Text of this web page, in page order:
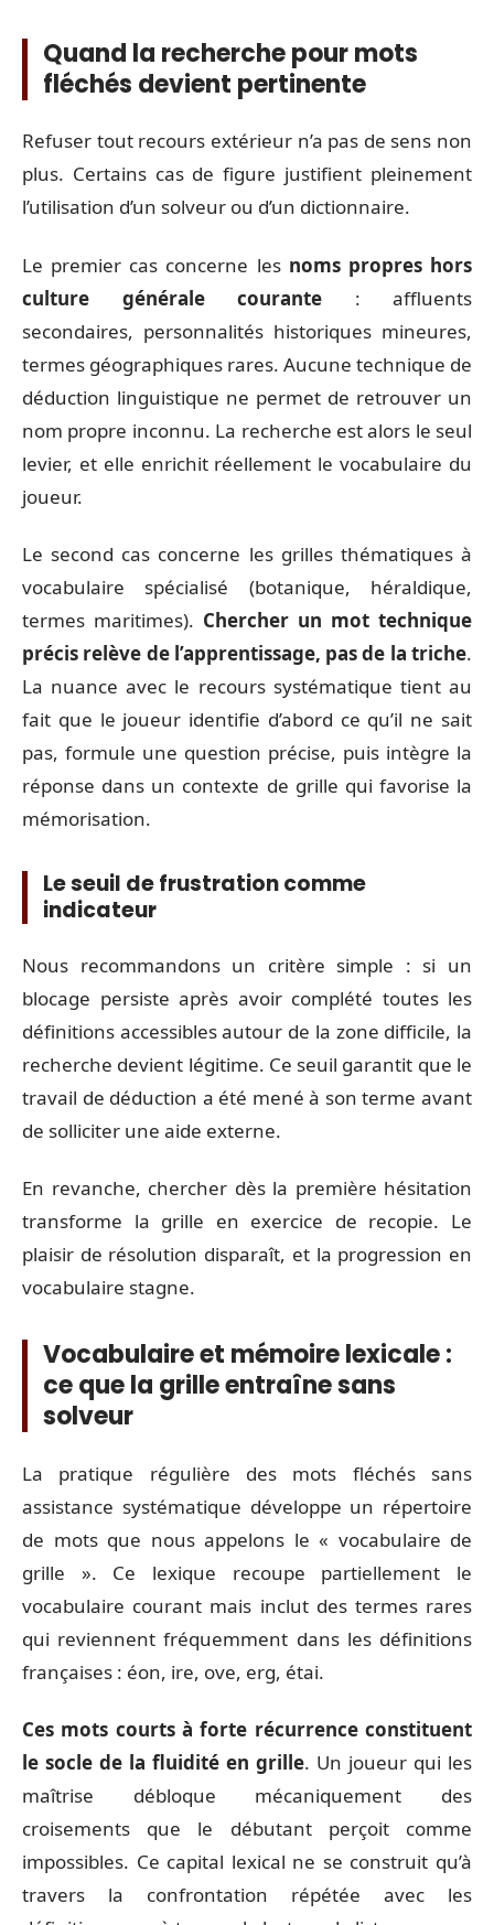
Quand la recherche pour mots
fléchés devient pertinente
Refuser tout recours extérieur n’a pas de sens non
plus. Certains cas de figure justifient pleinement
l’utilisation d’un solveur ou d’un dictionnaire.
Le premier cas concerne les noms propres hors
culture générale courante : affluents
secondaires, personnalités historiques mineures,
termes géographiques rares. Aucune technique de
déduction linguistique ne permet de retrouver un
nom propre inconnu. La recherche est alors le seul
levier, et elle enrichit réellement le vocabulaire du
joueur.
Le second cas concerne les grilles thématiques à
vocabulaire spécialisé (botanique, héraldique,
termes maritimes). Chercher un mot technique
précis relève de l’apprentissage, pas de la triche.
La nuance avec le recours systématique tient au
fait que le joueur identifie d’abord ce qu’il ne sait
pas, formule une question précise, puis intègre la
réponse dans un contexte de grille qui favorise la
mémorisation.
Le seuil de frustration comme
indicateur
Nous recommandons un critère simple : si un
blocage persiste après avoir complété toutes les
définitions accessibles autour de la zone difficile, la
recherche devient légitime. Ce seuil garantit que le
travail de déduction a été mené à son terme avant
de solliciter une aide externe.
En revanche, chercher dès la première hésitation
transforme la grille en exercice de recopie. Le
plaisir de résolution disparaît, et la progression en
vocabulaire stagne.
Vocabulaire et mémoire lexicale :
ce que la grille entraîne sans
solveur
La pratique régulière des mots fléchés sans
assistance systématique développe un répertoire
de mots que nous appelons le « vocabulaire de
grille ». Ce lexique recoupe partiellement le
vocabulaire courant mais inclut des termes rares
qui reviennent fréquemment dans les définitions
françaises : éon, ire, ove, erg, étai.
Ces mots courts à forte récurrence constituent
le socle de la fluidité en grille. Un joueur qui les
maîtrise débloque mécaniquement des
croisements que le débutant perçoit comme
impossibles. Ce capital lexical ne se construit qu’à
travers la confrontation répétée avec les